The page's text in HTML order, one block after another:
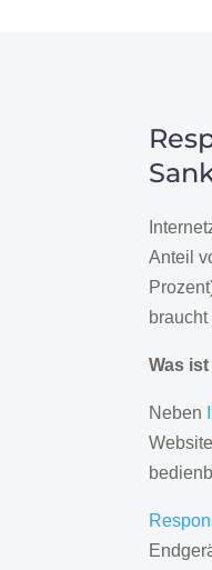
Anteil
Was
Neben